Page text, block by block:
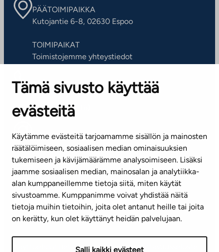
Tämä sivusto käyttää
evästeitä
Käytämme evästeitä tarjoamamme sisällön ja mainosten
räätälöimiseen, sosiaalisen median ominaisuuksien
tukemiseen ja kävijämäärämme analysoimiseen. Lisäksi
jaamme sosiaalisen median, mainosalan ja analytiikka-
alan kumppaneillemme tietoja siitä, miten käytät
sivustoamme. Kumppanimme voivat yhdistää näitä
tietoja muihin tietoihin, joita olet antanut heille tai joita
on kerätty, kun olet käyttänyt heidän palvelujaan.
Salli kaikki evästeet
PÄÄTOIMIPAIKKA
Kutojantie 6-8, 02630 Espoo
TOIMIPAIKAT
Toimistojemme yhteystiedot
ASIAKASPALVELUKESKUS
Puh. 045 7734 3777
(arkisin klo 8-16)
info@ta.fi
Tilaa uutiskirje
Mediapankki
TietosuojaselosteSaavutettavuusseloste